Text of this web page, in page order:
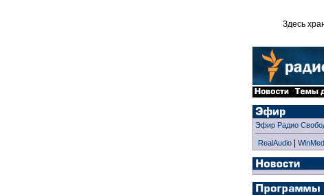
Здесь
Эфир Радио
RealAudio|